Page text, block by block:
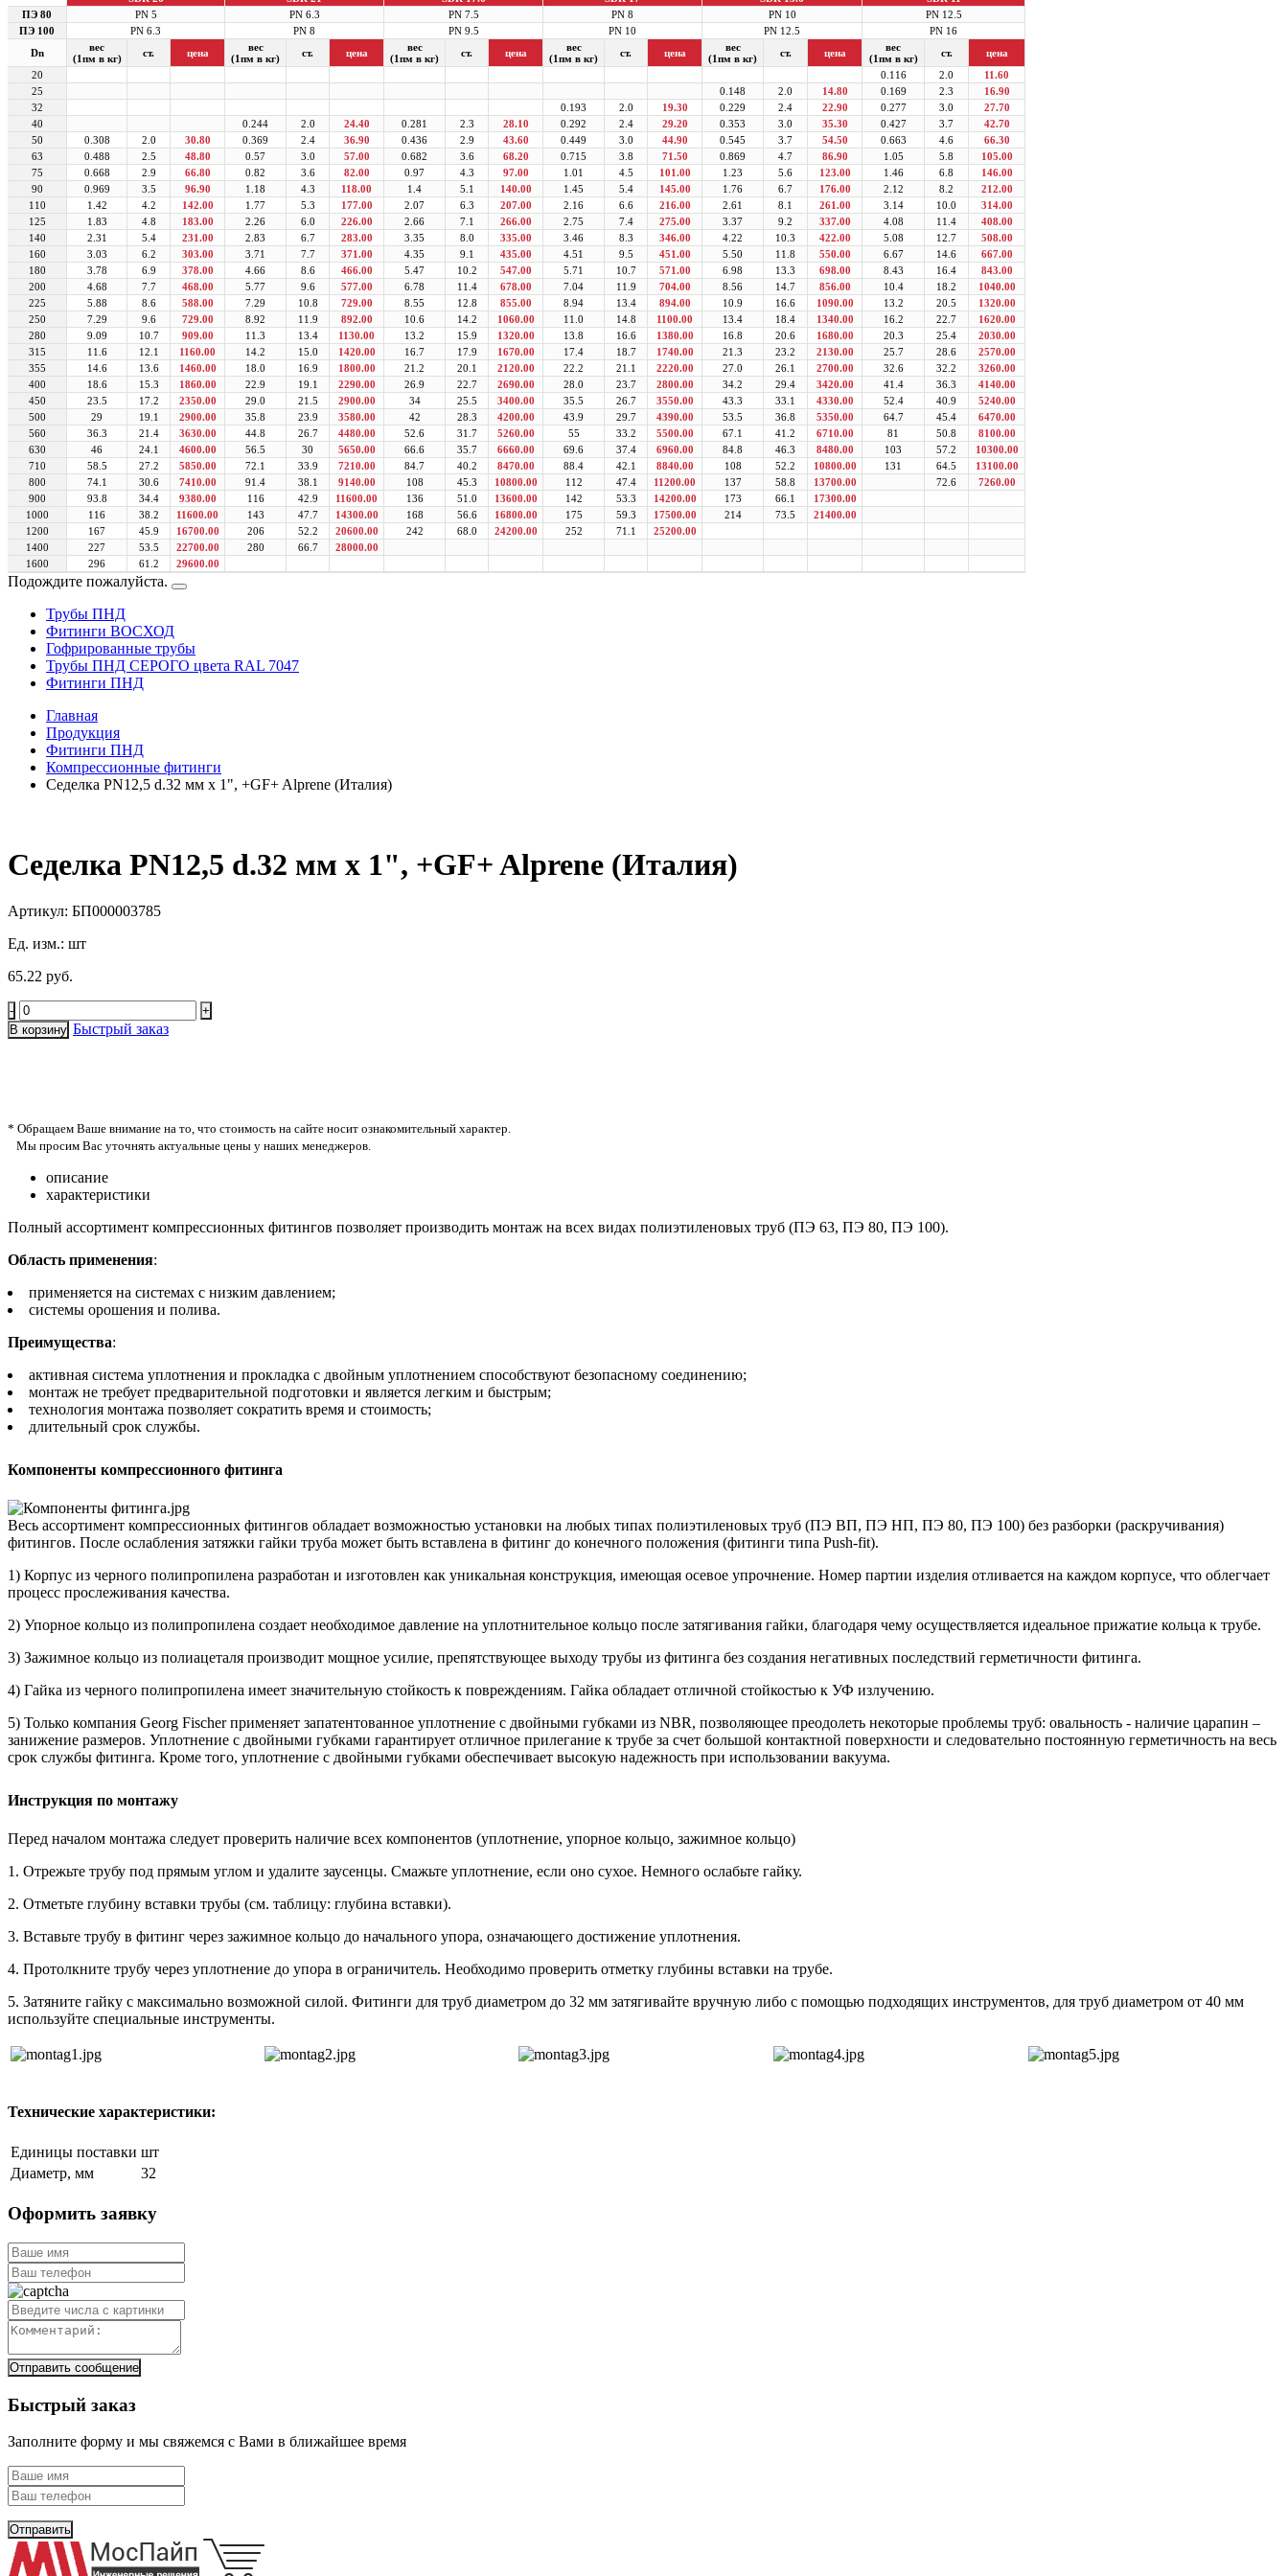
ПЭ 80
PN 5 PN 6.3 PN 7.5 PN 8 PN 10
PN 12.5
ПЭ 100
PN 6.3 PN 8 PN 9.5 PN 10 PN 12.5
PN 16
Dn
вес
(1пм в кг)
ст. цена
вес
(1пм в кг)
ст. цена
вес
(1пм в кг)
ст. цена
вес
(1пм в кг)
ст. цена
вес
(1пм в кг)
ст. цена
вес
(1пм в кг)
ст.
цена
20
0.116 2.0
11.60
25
0.148 2.0 14.80 0.169 2.3
16.90
32
0.193 2.0 19.30 0.229 2.4 22.90 0.277 3.0
27.70
40
0.244 2.0 24.40 0.281 2.3 28.10 0.292 2.4 29.20 0.353 3.0 35.30 0.427 3.7
42.70
50
0.308 2.0 30.80 0.369 2.4 36.90 0.436 2.9 43.60 0.449 3.0 44.90 0.545 3.7 54.50 0.663 4.6
66.30
63
0.488 2.5 48.80 0.57 3.0 57.00 0.682 3.6 68.20 0.715 3.8 71.50 0.869 4.7 86.90 1.05 5.8
105.00
75
0.668 2.9 66.80 0.82 3.6 82.00 0.97 4.3 97.00 1.01 4.5 101.00 1.23 5.6 123.00 1.46 6.8
146.00
90
0.969 3.5 96.90 1.18 4.3 118.00 1.4 5.1 140.00 1.45 5.4 145.00 1.76 6.7 176.00 2.12 8.2
212.00
110
1.42 4.2 142.00 1.77 5.3 177.00 2.07 6.3 207.00 2.16 6.6 216.00 2.61 8.1 261.00 3.14 10.0
314.00
125
1.83 4.8 183.00 2.26 6.0 226.00 2.66 7.1 266.00 2.75 7.4 275.00 3.37 9.2 337.00 4.08 11.4
408.00
140
2.31 5.4 231.00 2.83 6.7 283.00 3.35 8.0 335.00 3.46 8.3 346.00 4.22 10.3 422.00 5.08 12.7
508.00
160
3.03 6.2 303.00 3.71 7.7 371.00 4.35 9.1 435.00 4.51 9.5 451.00 5.50 11.8 550.00 6.67 14.6
667.00
180
3.78 6.9 378.00 4.66 8.6 466.00 5.47 10.2 547.00 5.71 10.7 571.00 6.98 13.3 698.00 8.43 16.4
843.00
200
4.68 7.7 468.00 5.77 9.6 577.00 6.78 11.4 678.00 7.04 11.9 704.00 8.56 14.7 856.00 10.4 18.2
1040.00
225
5.88 8.6 588.00 7.29 10.8 729.00 8.55 12.8 855.00 8.94 13.4 894.00 10.9 16.6 1090.00 13.2 20.5
1320.00
250
7.29 9.6 729.00 8.92 11.9 892.00 10.6 14.2 1060.00 11.0 14.8 1100.00 13.4 18.4 1340.00 16.2 22.7
1620.00
280
9.09 10.7 909.00 11.3 13.4 1130.00 13.2 15.9 1320.00 13.8 16.6 1380.00 16.8 20.6 1680.00 20.3 25.4
2030.00
315
11.6 12.1 1160.00 14.2 15.0 1420.00 16.7 17.9 1670.00 17.4 18.7 1740.00 21.3 23.2 2130.00 25.7 28.6
2570.00
355
14.6 13.6 1460.00 18.0 16.9 1800.00 21.2 20.1 2120.00 22.2 21.1 2220.00 27.0 26.1 2700.00 32.6 32.2
3260.00
400
18.6 15.3 1860.00 22.9 19.1 2290.00 26.9 22.7 2690.00 28.0 23.7 2800.00 34.2 29.4 3420.00 41.4 36.3
4140.00
450
23.5 17.2 2350.00 29.0 21.5 2900.00 34 25.5 3400.00 35.5 26.7 3550.00 43.3 33.1 4330.00 52.4 40.9
5240.00
500
29 19.1 2900.00 35.8 23.9 3580.00 42 28.3 4200.00 43.9 29.7 4390.00 53.5 36.8 5350.00 64.7 45.4
6470.00
560
36.3 21.4 3630.00 44.8 26.7 4480.00 52.6 31.7 5260.00 55 33.2 5500.00 67.1 41.2 6710.00 81 50.8
8100.00
630
46 24.1 4600.00 56.5 30 5650.00 66.6 35.7 6660.00 69.6 37.4 6960.00 84.8 46.3 8480.00 103 57.2
10300.00
710
58.5 27.2 5850.00 72.1 33.9 7210.00 84.7 40.2 8470.00 88.4 42.1 8840.00 108 52.2 10800.00 131 64.5
13100.00
800
74.1 30.6 7410.00 91.4 38.1 9140.00 108 45.3 10800.00 112 47.4 11200.00 137 58.8 13700.00 72.6
7260.00
900
93.8 34.4 9380.00 116 42.9 11600.00 136 51.0 13600.00 142 53.3 14200.00 173 66.1
17300.00
1000
116 38.2 11600.00 143 47.7 14300.00 168 56.6 16800.00 175 59.3 17500.00 214 73.5
21400.00
1200
167 45.9 16700.00 206 52.2 20600.00 242 68.0 24200.00 252 71.1
25200.00
1400
227 53.5 22700.00 280 66.7
28000.00
1600
296 61.2 29600.00
Подождите пожалуйста.
Трубы ПНД
Фитинги ВОСХОД
Гофрированные трубы
Трубы ПНД СЕРОГО цвета RAL 7047
Фитинги ПНД
Главная
Продукция
Фитинги ПНД
Компрессионные фитинги
Седелка PN12,5 d.32 мм х 1", +GF+ Alprene (Италия)
Седелка PN12,5 d.32 мм х 1", +GF+ Alprene (Италия)
Артикул: БП000003785
Ед. изм.: шт
65.22 руб.
-
+
В корзину Быстрый заказ
* Обращаем Ваше внимание на то, что стоимость на сайте носит ознакомительный характер.
Мы просим Вас уточнять актуальные цены у наших менеджеров.
описание
характеристики
Полный ассортимент компрессионных фитингов позволяет производить монтаж на всех видах полиэтиленовых труб (ПЭ 63, ПЭ 80, ПЭ 100).
Область применения:
применяется на системах с низким давлением;
системы орошения и полива.
Преимущества:
активная система уплотнения и прокладка с двойным уплотнением способствуют безопасному соединению;
монтаж не требует предварительной подготовки и является легким и быстрым;
технология монтажа позволяет сократить время и стоимость;
длительный срок службы.
Компоненты компрессионного фитинга
Весь ассортимент компрессионных фитингов обладает возможностью установки на любых типах полиэтиленовых труб (ПЭ ВП, ПЭ НП, ПЭ 80, ПЭ 100) без разборки (раскручивания)
фитингов. После ослабления затяжки гайки труба может быть вставлена в фитинг до конечного положения (фитинги типа Push-fit).
1) Корпус из черного полипропилена разработан и изготовлен как уникальная конструкция, имеющая осевое упрочнение. Номер партии изделия отливается на каждом корпусе, что облегчает
процесс прослеживания качества.
2) Упорное кольцо из полипропилена создает необходимое давление на уплотнительное кольцо после затягивания гайки, благодаря чему осуществляется идеальное прижатие кольца к трубе.
3) Зажимное кольцо из полиацеталя производит мощное усилие, препятствующее выходу трубы из фитинга без создания негативных последствий герметичности фитинга.
4) Гайка из черного полипропилена имеет значительную стойкость к повреждениям. Гайка обладает отличной стойкостью к УФ излучению.
5) Только компания Georg Fischer применяет запатентованное уплотнение с двойными губками из NBR, позволяющее преодолеть некоторые проблемы труб: овальность - наличие царапин –
занижение размеров. Уплотнение с двойными губками гарантирует отличное прилегание к трубе за счет большой контактной поверхности и следовательно постоянную герметичность на весь
срок службы фитинга. Кроме того, уплотнение с двойными губками обеспечивает высокую надежность при использовании вакуума.
Инструкция по монтажу
Перед началом монтажа следует проверить наличие всех компонентов (уплотнение, упорное кольцо, зажимное кольцо)
1. Отрежьте трубу под прямым углом и удалите заусенцы. Смажьте уплотнение, если оно сухое. Немного ослабьте гайку.
2. Отметьте глубину вставки трубы (см. таблицу: глубина вставки).
3. Вставьте трубу в фитинг через зажимное кольцо до начального упора, означающего достижение уплотнения.
4. Протолкните трубу через уплотнение до упора в ограничитель. Необходимо проверить отметку глубины вставки на трубе.
5. Затяните гайку с максимально возможной силой. Фитинги для труб диаметром до 32 мм затягивайте вручную либо с помощью подходящих инструментов, для труб диаметром от 40 мм
используйте специальные инструменты.
Технические характеристики:
Единицы поставки шт
Диаметр, мм
32
Оформить заявку
Отправить сообщение
Быстрый заказ
Заполните форму и мы свяжемся с Вами в ближайшее время
Отправить